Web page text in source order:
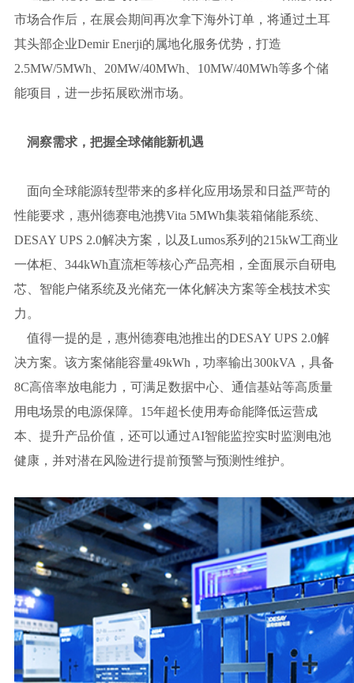
市场合作后，在展会期间再次拿下海外订单，将通过土耳
其头部企业Demir Enerji的属地化服务优势，打造
2.5MW/5MWh、20MW/40MWh、10MW/40MWh等多个储
能项目，进一步拓展欧洲市场。
洞察需求，把握全球储能新机遇
面向全球能源转型带来的多样化应用场景和日益严苛的
性能要求，惠州德赛电池携Vita 5MWh集装箱储能系统、
DESAY UPS 2.0解决方案，以及Lumos系列的215kW工商业
一体柜、344kWh直流柜等核心产品亮相，全面展示自研电
芯、智能户储系统及光储充一体化解决方案等全栈技术实
力。
值得一提的是，惠州德赛电池推出的DESAY UPS 2.0解
决方案。该方案储能容量49kWh，功率输出300kVA，具备
8C高倍率放电能力，可满足数据中心、通信基站等高质量
用电场景的电源保障。15年超长使用寿命能降低运营成
本、提升产品价值，还可以通过AI智能监控实时监测电池
健康，并对潜在风险进行提前预警与预测性维护。